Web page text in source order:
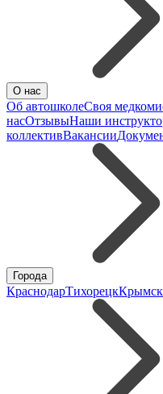
О нас
Об автошколеСвоя
насОтзывыНаши
коллективВакансии
Города
КраснодарТихорецкКрымск